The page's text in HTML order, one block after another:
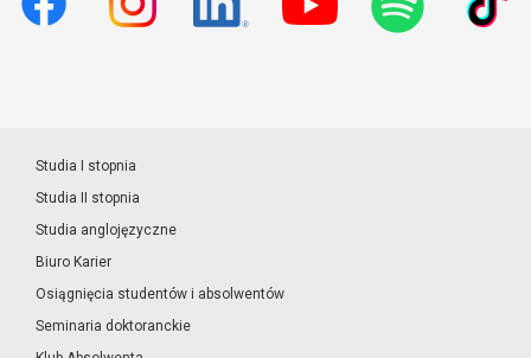
Studia I stopnia
Studia II stopnia
Studia anglojęzyczne
Biuro Karier
Osiągnięcia studentów i absolwentów
Seminaria doktoranckie